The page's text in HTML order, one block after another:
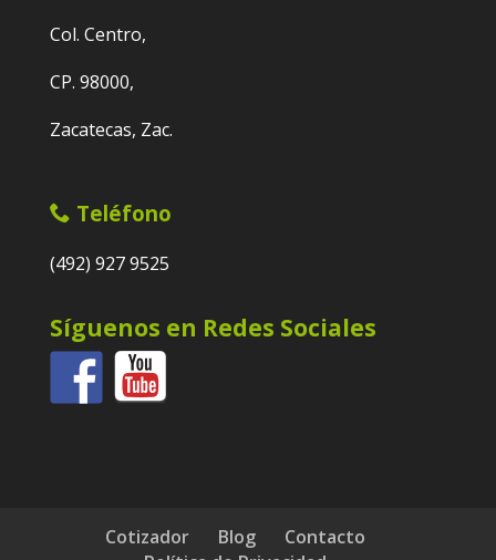
Col. Centro,
CP. 98000,
Zacatecas, Zac.
Teléfono
(492) 927 9525
Síguenos en Redes Sociales
Cotizador Blog
Contacto